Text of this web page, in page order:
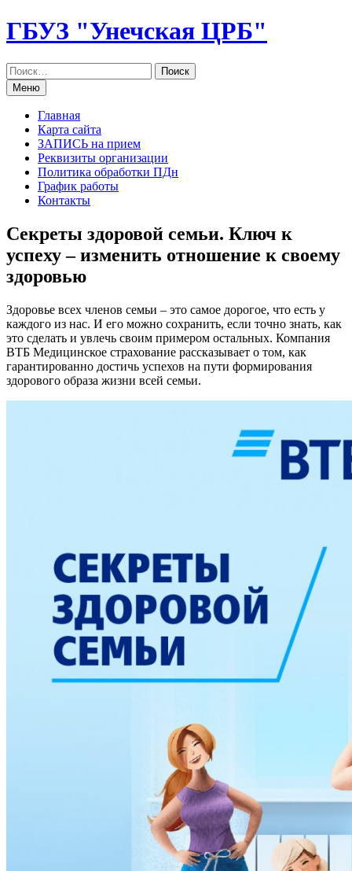
Перейти
к
ГБУЗ "Унечская ЦРБ"
Меню
Главная
Карта сайта
ЗАПИСЬ на прием
Реквизиты организации
Политика обработки ПДн
График работы
Контакты
Секреты здоровой семьи. Ключ к
успеху – изменить отношение к cвоему
здоровью
Здоровье всех членов семьи – это самое дорогое, что есть у
каждого из нас. И его можно сохранить, если точно знать, как
это сделать и увлечь своим примером остальных. Компания
ВТБ Медицинское страхование рассказывает о том, как
гарантированно достичь успехов на пути формирования
здорового образа жизни всей семьи.